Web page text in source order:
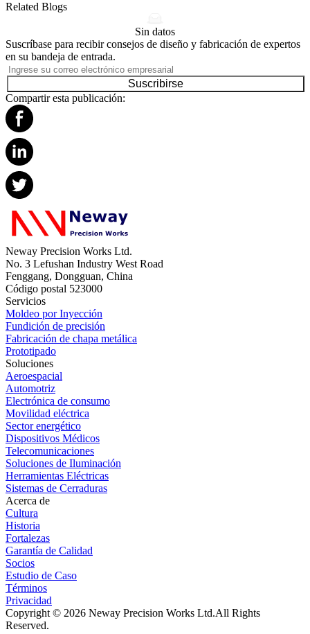
Related Blogs
Sin datos
Suscríbase para recibir consejos de diseño y fabricación de expertos
en su bandeja de entrada.
Suscribirse
Compartir esta publicación:
Neway Precision Works Ltd.
No. 3 Lefushan Industry West Road
Fenggang, Dongguan, China
Código postal 523000
Servicios
Moldeo por Inyección
Fundición de precisión
Fabricación de chapa metálica
Prototipado
Soluciones
Aeroespacial
Automotriz
Electrónica de consumo
Movilidad eléctrica
Sector energético
Dispositivos Médicos
Telecomunicaciones
Soluciones de Iluminación
Herramientas Eléctricas
Sistemas de Cerraduras
Acerca de
Cultura
Historia
Fortalezas
Garantía de Calidad
Socios
Estudio de Caso
Términos
Privacidad
Copyright © 2026 Neway Precision Works Ltd.All Rights
Reserved.